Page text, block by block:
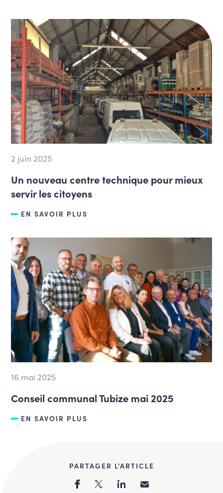
2 juin 2025
Un nouveau centre technique pour mieux
servir les citoyens
EN SAVOIR PLUS
16 mai 2025
Conseil communal Tubize mai 2025
EN SAVOIR PLUS
PARTAGER L'ARTICLE